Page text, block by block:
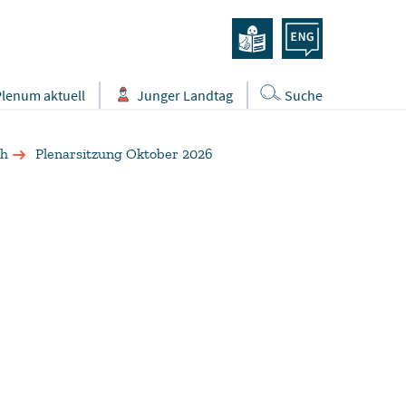
aktuell Junger Landtag Suche
Plenarsitzung Oktober 2026